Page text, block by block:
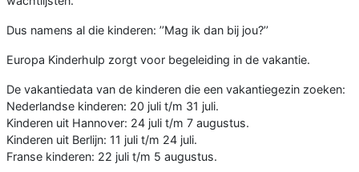
Dus namens al die kinderen: ’’Mag ik dan bij jou?’’
Europa Kinderhulp zorgt voor begeleiding in de vakantie.
De vakantiedata van de kinderen die een vakantiegezin zoeken:
Nederlandse kinderen: 20 juli t/m 31 juli.
Kinderen uit Hannover: 24 juli t/m 7 augustus.
Kinderen uit Berlijn: 11 juli t/m 24 juli.
Franse kinderen: 22 juli t/m 5 augustus.